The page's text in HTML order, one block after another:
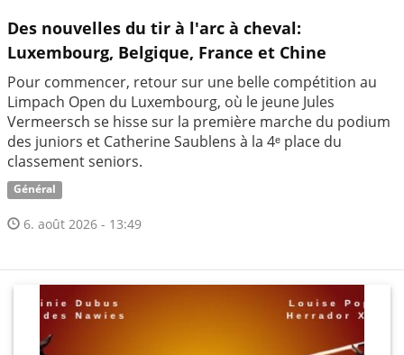
Des nouvelles du tir à l'arc à cheval:
Luxembourg, Belgique, France et Chine
Pour commencer, retour sur une belle compétition au
Limpach Open du Luxembourg, où le jeune Jules
Vermeersch se hisse sur la première marche du podium
des juniors et Catherine Saublens à la 4ᵉ place du
classement seniors.
Général
6. août 2026 - 13:49